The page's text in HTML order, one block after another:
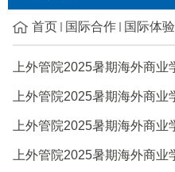
首页 国际合作 国际体验